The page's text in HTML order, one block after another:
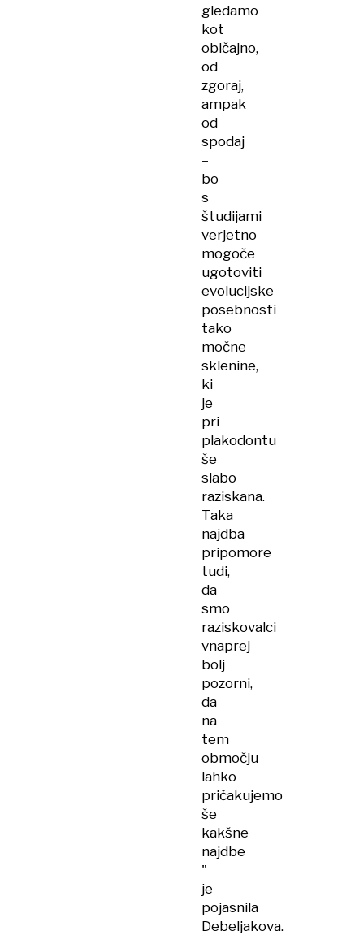
gledamo
kot
običajno,
od
zgoraj,
ampak
od
spodaj
–
bo
s
študijami
verjetno
mogoče
ugotoviti
evolucijske
posebnosti
tako
močne
sklenine,
ki
je
pri
plakodontu
še
slabo
raziskana.
Taka
najdba
pripomore
tudi,
da
smo
raziskovalci
vnaprej
bolj
pozorni,
da
na
tem
območju
lahko
pričakujemo
še
kakšne
najdbe
"
je
pojasnila
Debeljakova.